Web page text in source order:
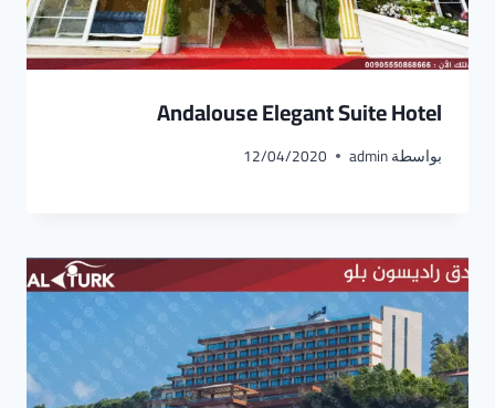
Andalouse Elegant Suite Hotel
بواسطةadmin
12/04/2020